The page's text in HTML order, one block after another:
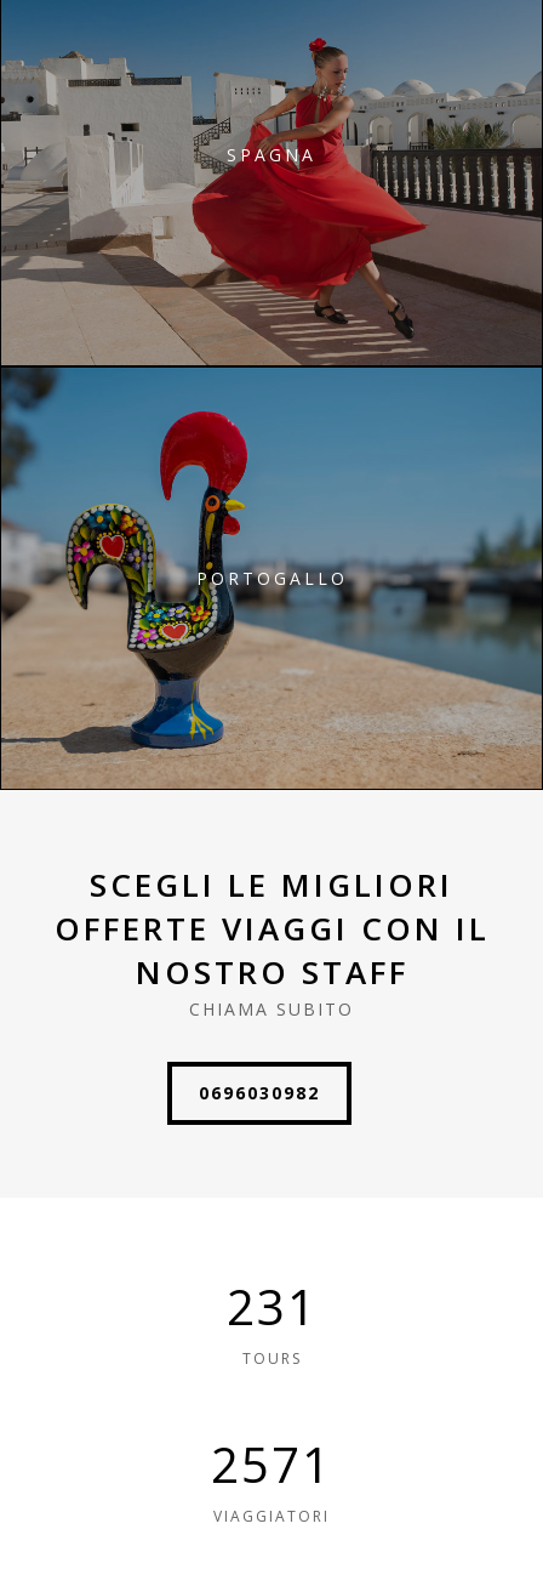
SPAGNA
PORTOGALLO
SCEGLI LE MIGLIORI
OFFERTE VIAGGI CON IL
NOSTRO STAFF
CHIAMA SUBITO
0696030982
604
TOURS
6714
VIAGGIATORI